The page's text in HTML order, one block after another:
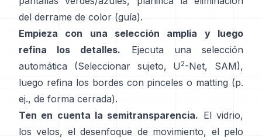
del derrame de color (guía).
Empieza con una selección amplia y luego
refina los detalles. Ejecuta una selección
automática (Seleccionar sujeto,
U2-Net, SAM),
luego refina los bordes con pinceles o matting (p.
ej., de forma cerrada).
Ten en cuenta la semitransparencia. El vidrio,
los velos, el desenfoque de movimiento, el pelo